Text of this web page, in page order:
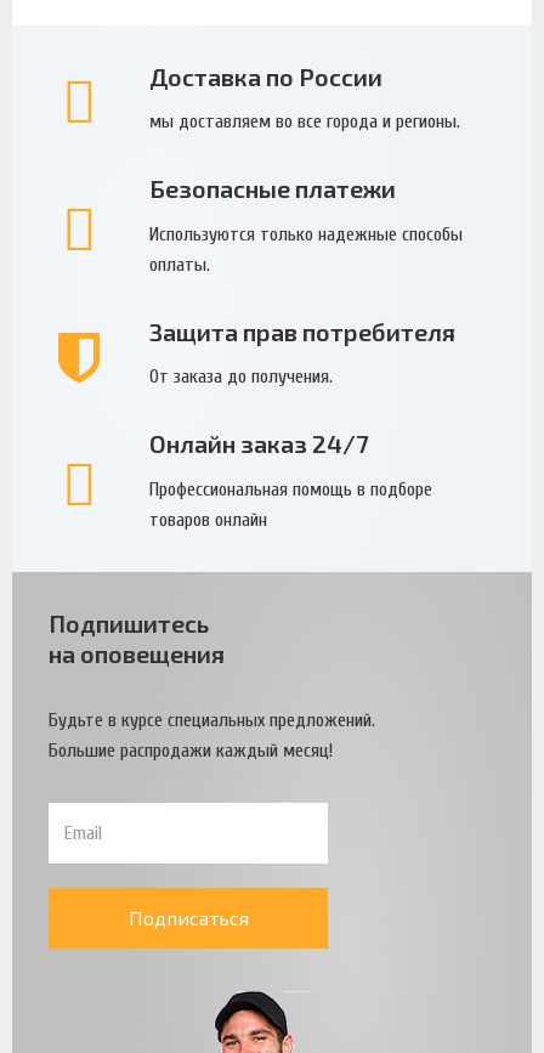
Доставка по России
мы доставляем во все города и регионы.
Безопасные платежи
Используются только надежные способы
оплаты.
Защита прав потребителя
От заказа до получения.
Онлайн заказ 24/7
Профессиональная помощь в подборе
товаров онлайн
Подпишитесь
на оповещения
Будьте в курсе специальных предложений.
Большие распродажи каждый месяц!
Подписаться